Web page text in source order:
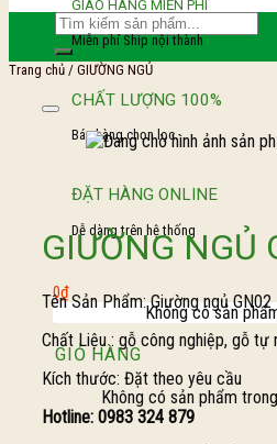
GIAO HÀNG MIỄN PHÍ
Miễn phí Ship nội thành
CHẤT LƯỢNG 100%
Bán hàng chọn lọc.
ĐẶT HÀNG ONLINE
Dễ dàng trên hệ thống
0₫
Không có sản
GIỎ HÀNG
Không có sản phẩm
Trang chủ / GIƯỜNG NGỦ
GIƯỜNG NGỦ
Tên Sản Phẩm: Giường ngủ GN02
Chất Liệu : gỗ công nghiệp, gỗ tự
Kích thước: Đặt theo yêu cầu
Hotline: 0983 324 879